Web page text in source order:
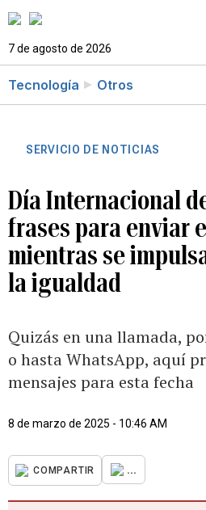
7 de agosto de 2026
Tecnología Otros
SERVICIO DE NOTICIAS
Día Internacional
frases para enviar
mientras se
la igualdad
Quizás en una llamada,
o hasta WhatsApp, aquí
mensajes para esta fecha
8 de marzo de 2025 - 10:46 AM
COMPARTIR ...